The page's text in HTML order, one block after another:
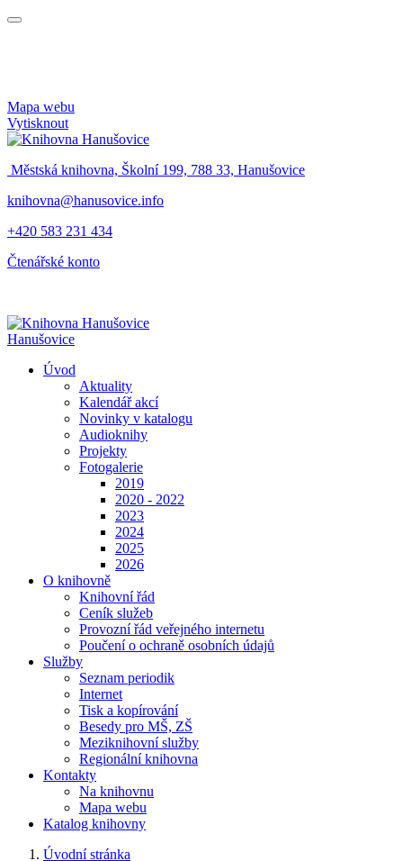
Mapa webu
Vytisknout
Městská knihovna, Školní 199, 788 33, Hanušovice
knihovna@hanusovice.info
+420 583 231 434
Čtenářské konto
Hanušovice
Úvod
Aktuality
Kalendář akcí
Novinky v katalogu
Audioknihy
Projekty
Fotogalerie
2019
2020 - 2022
2023
2024
2025
2026
O knihovně
Knihovní řád
Ceník služeb
Provozní řád veřejného internetu
Poučení o ochraně osobních údajů
Služby
Seznam periodik
Internet
Tisk a kopírování
Besedy pro MŠ, ZŠ
Meziknihovní služby
Regionální knihovna
Kontakty
Na knihovnu
Mapa webu
Katalog knihovny
Úvodní stránka